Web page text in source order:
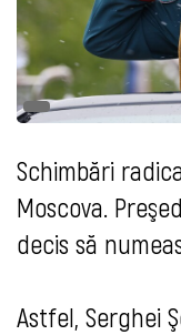
Schimbări
Moscova.
decis să
Astfel, Serghei